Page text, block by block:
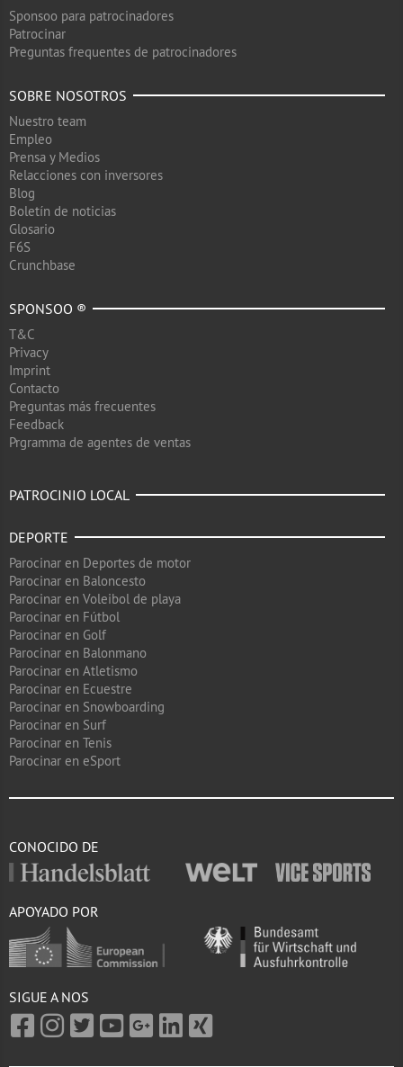
Sponsoo para patrocinadores
Patrocinar
Preguntas frequentes de patrocinadores
SOBRE NOSOTROS
Nuestro team
Empleo
Prensa y Medios
Relacciones con inversores
Blog
Boletín de noticias
Glosario
F6S
Crunchbase
SPONSOO ®
T&C
Privacy
Imprint
Contacto
Preguntas más frecuentes
Feedback
Prgramma de agentes de ventas
PATROCINIO LOCAL
DEPORTE
Parocinar en Deportes de motor
Parocinar en Baloncesto
Parocinar en Voleibol de playa
Parocinar en Fútbol
Parocinar en Golf
Parocinar en Balonmano
Parocinar en Atletismo
Parocinar en Ecuestre
Parocinar en Snowboarding
Parocinar en Surf
Parocinar en Tenis
Parocinar en eSport
CONOCIDO DE
APOYADO POR
SIGUE A NOS